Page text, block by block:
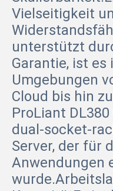
Vielseitigkeit
unterstützt
Garantie, ist
Umgebungen
Cloud bis hin
ProLiant
dual-socket-
Server, der für
Anwendungen